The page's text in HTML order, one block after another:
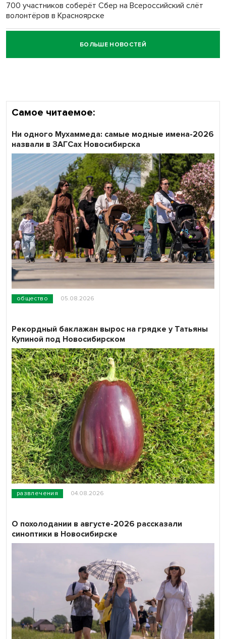
700 участников соберёт Сбер на Всероссийский слёт
волонтёров в Красноярске
Честный выбор: видеонаблюдение обеспечит
объективность результатов ЕДГ в Новосибирской
БОЛЬШЕ НОВОСТЕЙ
Самое читаемое:
общество 05.08.2026
Ни одного Мухаммеда: самые модные имена-2026
назвали в ЗАГСах Новосибирска
развлечения 04.08.2026
Рекордный баклажан вырос на грядке у Татьяны
Купиной под Новосибирском
О похолодании в августе-2026 рассказали
синоптики в Новосибирске